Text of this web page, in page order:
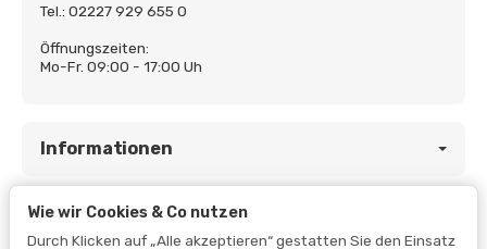
Tel.: 02227 929 655 0
Öffnungszeiten:
Mo-Fr. 09:00 - 17:00 Uh
Informationen
Gesetzliche Informationen
Wie wir Cookies & Co nutzen
Durch Klicken auf „Alle akzeptieren“ gestatten Sie den Einsatz